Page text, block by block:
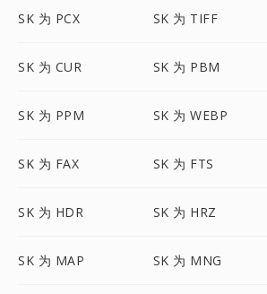
SK 为 PCX SK 为 TIFF
SK 为 CUR SK 为 PBM
SK 为 PPM SK 为 WEBP
SK 为 FAX SK 为 FTS
SK 为 HDR SK 为 HRZ
SK 为 MAP SK 为 MNG